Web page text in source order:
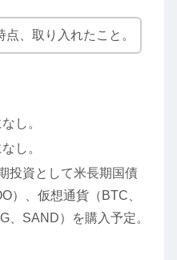
、取り入れたこと。
し。
し。
投資として米長期国債
）、仮想通貨（BTC、
、SAND）を購入予定。